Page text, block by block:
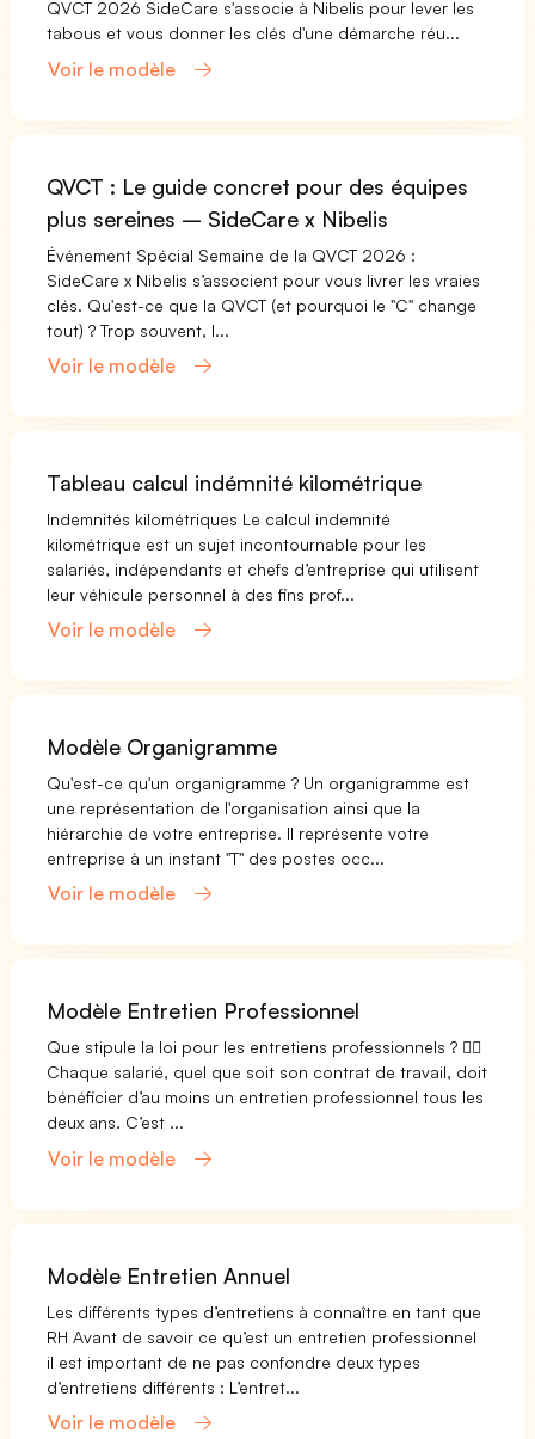
QVCT 2026 SideCare s'associe à Nibelis pour lever les
tabous et vous donner les clés d'une démarche réu...
Voir le modèle
QVCT : Le guide concret pour des équipes
plus sereines – SideCare x Nibelis
Événement Spécial Semaine de la QVCT 2026 :
SideCare x Nibelis s’associent pour vous livrer les vraies
clés. Qu'est-ce que la QVCT (et pourquoi le "C" change
tout) ? Trop souvent, l...
Voir le modèle
Tableau calcul indémnité kilométrique
Indemnités kilométriques Le calcul indemnité
kilométrique est un sujet incontournable pour les
salariés, indépendants et chefs d’entreprise qui utilisent
leur véhicule personnel à des fins prof...
Voir le modèle
Modèle Organigramme
Qu'est-ce qu'un organigramme ? Un organigramme est
une représentation de l'organisation ainsi que la
hiérarchie de votre entreprise. Il représente votre
entreprise à un instant "T" des postes occ...
Voir le modèle
Modèle Entretien Professionnel
Que stipule la loi pour les entretiens professionnels ? 👨‍⚖️
Chaque salarié, quel que soit son contrat de travail, doit
bénéficier d’au moins un entretien professionnel tous les
deux ans. C’est ...
Voir le modèle
Modèle Entretien Annuel
Les différents types d’entretiens à connaître en tant que
RH Avant de savoir ce qu’est un entretien professionnel
il est important de ne pas confondre deux types
d’entretiens différents : L’entret...
Voir le modèle